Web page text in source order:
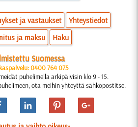
ja vastaukset
Yhteystiedot
ja maksu
Haku
Suomessa
0400 764 075
puhelimella arkipäivisin klo 9 - 15.
ota meihin yhteyttä sähköpostitse.